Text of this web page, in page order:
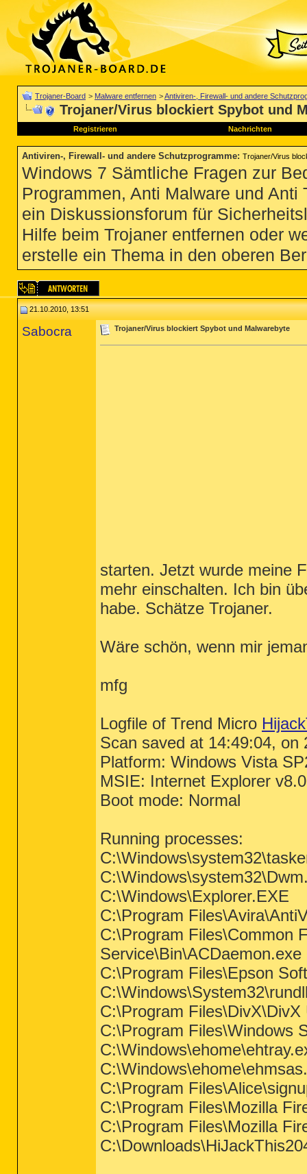
Trojaner-Board > Malware entfernen >Antiviren-, Firewall- und andere
Trojaner/Virus blockiert Spybot und
Registrieren Nachrichten
Antiviren-, Firewall- und andere Schutzprogramme: Trojaner/Virus
Windows 7 Sämtliche Fragen zur
Programmen, Anti Malware und
ein Diskussionsforum für
Hilfe beim Trojaner entfernen oder
erstelle ein Thema in den oberen
21.10.2010, 13:51
Sabocra Trojaner/Virus blockiert Spybot und Malwarebyte
starten. Jetzt wurde meine
mehr einschalten. Ich bin
habe. Schätze Trojaner.
Wäre schön, wenn mir
mfg
Logfile of Trend Micro
Scan saved at 14:49:04, on
Platform: Windows Vista
MSIE: Internet Explorer
Boot mode: Normal
Running processes:
C:\Windows\Explorer.EXE
C:\Program
C:\Program Files\Common
Service\Bin\ACDaemon.exe
C:\Program Files\Epson
C:\Program
C:\Program Files\Windows
C:\Program
C:\Program Files\Mozilla
C:\Program Files\Mozilla